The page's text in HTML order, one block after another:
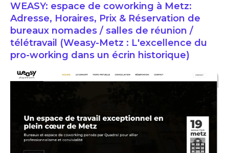
WEASY: espace de coworking à Metz:
Adresse, Horaires, Prix & Réservation de
bureaux nomades / salles de réunion /
télétravail (Weasy-Metz : L'excellence du
pro-working dans un écrin historique)